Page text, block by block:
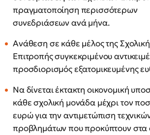
πραγματοποίηση περισσότερων
συνεδριάσεων ανά μήνα.
Ανάθεση σε κάθε μέλος της
Επιτροπής συγκεκριμένου
προσδιορισμός εξατομικευμένης
Να δίνεται έκτακτη οικονομική
κάθε σχολική μονάδα μέχρι τον
ευρώ για την αντιμετώπιση
προβλημάτων που προκύπτουν στα